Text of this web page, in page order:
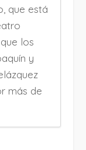
que está
los
y
más de